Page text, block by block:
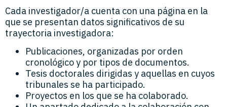
Cada investigador/a cuenta con una página en la
que se presentan datos significativos de su
trayectoria investigadora:
Publicaciones, organizadas por orden
cronológico y por tipos de documentos.
Tesis doctorales dirigidas y aquellas en cuyos
tribunales se ha participado.
Proyectos en los que se ha colaborado.